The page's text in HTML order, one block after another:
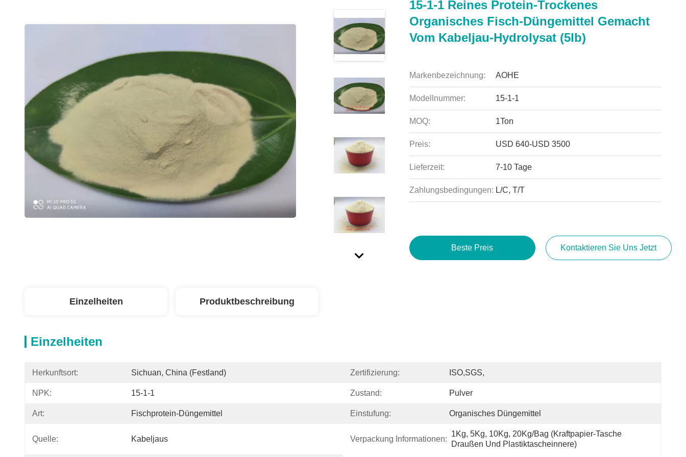
15-1-1 Reines Protein-Trockenes
Organisches Fisch-Düngemittel Gemacht
Vom Kabeljau-Hydrolysat (5lb)
Markenbezeichnung: AOHE
Modellnummer: 15-1-1
MOQ: 1Ton
Preis: USD 640-USD 3500
Lieferzeit: 7-10 Tage
Zahlungsbedingungen: L/C, T/T
Beste Preis Kontaktieren Sie Uns Jetzt
Einzelheiten Produktbeschreibung
Einzelheiten
Herkunftsort: Sichuan, China (Festland) Zertifizierung: ISO,SGS,
NPK: 15-1-1 Zustand: Pulver
Art: Fischprotein-Düngemittel Einstufung: Organisches Düngemittel
Quelle: Kabeljaus Verpackung Informationen:
1Kg, 5Kg, 10Kg, 20Kg/Bag (Kraftpapier-Tasche
Draußen Und Plastiktascheinnere)